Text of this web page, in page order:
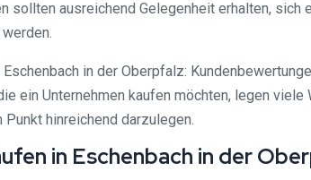
sollten ausreichend Gelegenheit erhalten,
in der Oberpfalz:
ein Unternehmen kaufen möchten, legen
hinreichend darzulegen.
in Eschenbach in der